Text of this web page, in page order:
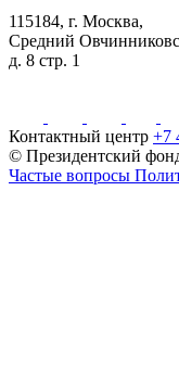
115184, г. Москва,
Средний
д. 8 стр. 1
Контактный центр +7
© Президентский
Частые вопросы